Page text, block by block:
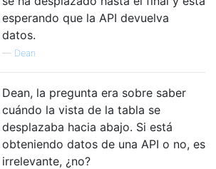
esperando que la API devuelva
datos.
— Dean
Dean, la pregunta era sobre saber
cuándo la vista de la tabla se
desplazaba hacia abajo. Si está
obteniendo datos de una API o no, es
irrelevante, ¿no?